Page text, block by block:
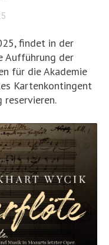
findet in der
Aufführung der
für die Akademie
Kartenkontingent
reservieren.